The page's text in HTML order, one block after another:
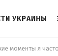
УКРАИНЫ